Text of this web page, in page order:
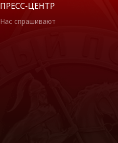
ПРЕСС-ЦЕНТР
Нас спрашивают